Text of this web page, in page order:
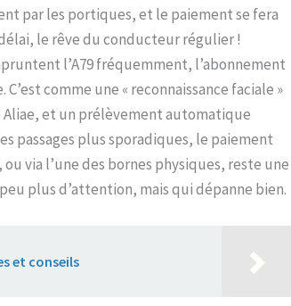
par les portiques, et le paiement se fera
le rêve du conducteur régulier !
l’A79 fréquemment, l’abonnement
comme une « reconnaissance faciale »
et un prélèvement automatique
passages plus sporadiques, le paiement
via l’une des bornes physiques, reste une
plus d’attention, mais qui dépanne bien.
et conseils